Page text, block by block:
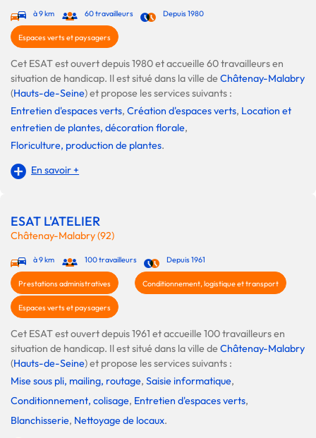
à 9 km 60 travailleurs Depuis 1980
Espaces verts et paysagers
Cet ESAT est ouvert depuis 1980 et accueille 60 travailleurs en
situation de handicap. Il est situé dans la ville deChâtenay-Malabry
(Hauts-de-Seine) et propose les services suivants :
Entretien d'espaces verts, Création d'espaces verts, Location et
entretien de plantes, décoration florale,
Floriculture, production de plantes.
En savoir +
ESAT L'ATELIER
Châtenay-Malabry (92)
à 9 km 100 travailleurs Depuis 1961
Prestations administratives Conditionnement, logistique et transport
Espaces verts et paysagers
Cet ESAT est ouvert depuis 1961 et accueille 100 travailleurs en
situation de handicap. Il est situé dans la ville deChâtenay-Malabry
(Hauts-de-Seine) et propose les services suivants :
Mise sous pli, mailing, routage, Saisie informatique,
Conditionnement, colisage, Entretien d'espaces verts,
Blanchisserie, Nettoyage de locaux.